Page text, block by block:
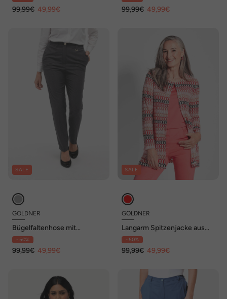
99,99€ 49,99€ 99,99€ 49,99€
SALE
GOLDNER
Bügelfaltenhose mit
Teildehnbund
- 50%
99,99€ 49,99€
SALE
GOLDNER
Langarm Spitzenjacke aus
Jersey
- 50%
99,99€ 49,99€